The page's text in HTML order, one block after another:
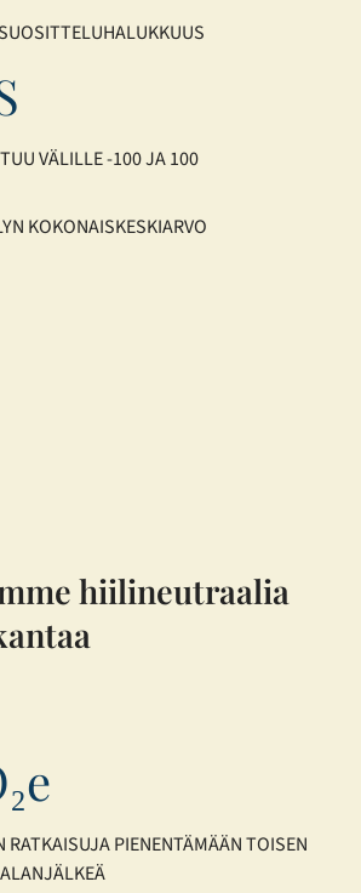
VÄLILLE -100 JA 100
KOKONAISKESKIARVO
hiilineutraalia
RATKAISUJA PIENENTÄMÄÄN TOISEN